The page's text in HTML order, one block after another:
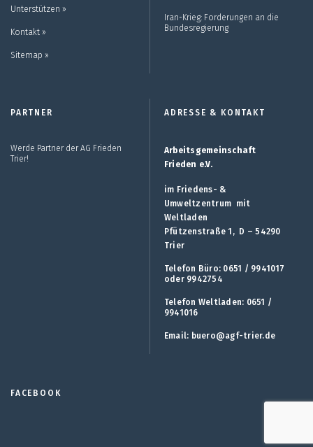
Unterstützen ››
Kontakt ››
Sitemap ››
Iran-Krieg: Forderungen an die
Bundesregierung
PARTNER
Werde Partner der AG Frieden
Trier!
ADRESSE & KONTAKT
Arbeitsgemeinschaft
Frieden e.V.
im Friedens- &
Umweltzentrum mit
Weltladen
Pfützenstraße 1, D – 54290
Trier
Telefon Büro: 0651 / 9941017
oder 9942754
Telefon Weltladen: 0651 /
9941016
Email: buero@agf-trier.de
FACEBOOK